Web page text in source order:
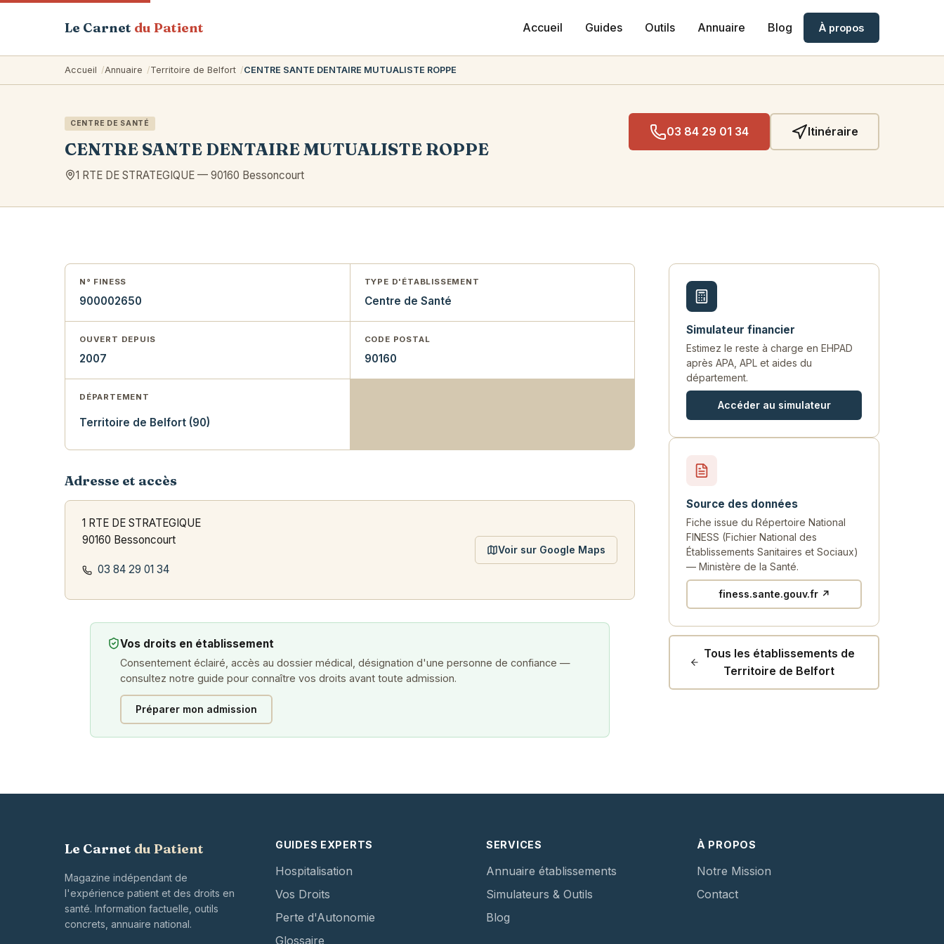
Le Carnet du Patient Accueil Guides Outils Annuaire Blog À propos
Accueil Annuaire Territoire de Belfort CENTRE SANTE DENTAIRE MUTUALISTE ROPPE
CENTRE DE SANTÉ
CENTRE SANTE DENTAIRE MUTUALISTE ROPPE
1 RTE DE STRATEGIQUE — 90160 Bessoncourt
03 84 29 01 34 Itinéraire
N° FINESS
900002650
TYPE D'ÉTABLISSEMENT
Centre de Santé
OUVERT DEPUIS
2007
CODE POSTAL
90160
DÉPARTEMENT
Territoire de Belfort (90)
Adresse et accès
1 RTE DE STRATEGIQUE
90160 Bessoncourt
03 84 29 01 34
Voir sur Google Maps
Vos droits en établissement
Consentement éclairé, accès au dossier médical, désignation d'une personne de confiance —
consultez notre guide pour connaître vos droits avant toute admission.
Préparer mon admission
Simulateur financier
Estimez le reste à charge en EHPAD
après APA, APL et aides du
département.
Accéder au simulateur
Source des données
Fiche issue du Répertoire National
FINESS (Fichier National des
Établissements Sanitaires et Sociaux)
— Ministère de la Santé.
finess.sante.gouv.fr ↗
Tous les établissements de
Territoire de Belfort
Le Carnet du Patient
Magazine indépendant de
l'expérience patient et des droits en
santé. Information factuelle, outils
concrets, annuaire national.
GUIDES EXPERTS
Hospitalisation
Vos Droits
Perte d'Autonomie
Glossaire
SERVICES
Annuaire établissements
Simulateurs & Outils
Blog
À PROPOS
Notre Mission
Contact